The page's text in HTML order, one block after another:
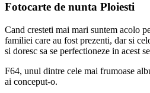
Fotocarte de nunta Ploiesti
Cand cresteti mai mari suntem acolo
familiei care au fost prezenti, dar si
si doresc sa se perfectioneze in acest
F64, unul dintre cele mai frumoase
ai conceput-o.